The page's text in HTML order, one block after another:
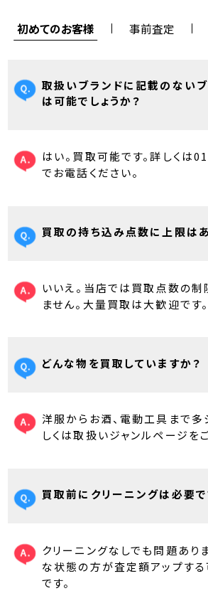
初めてのお客様 事前査定
取扱いブランドに記載のない
は可能でしょうか？
はい。買取可能です。詳しく
でお電話ください。
買取の持ち込み点数に上限は
いいえ。当店では買取点数の制
ません。大量買取は大歓迎です。
どんな物を買取していますか？
洋服からお酒、電動工具まで多
しくは取扱いジャンルページを
買取前にクリーニングは必要で
クリーニングなしでも問題あり
な状態の方が査定額アップす
です。